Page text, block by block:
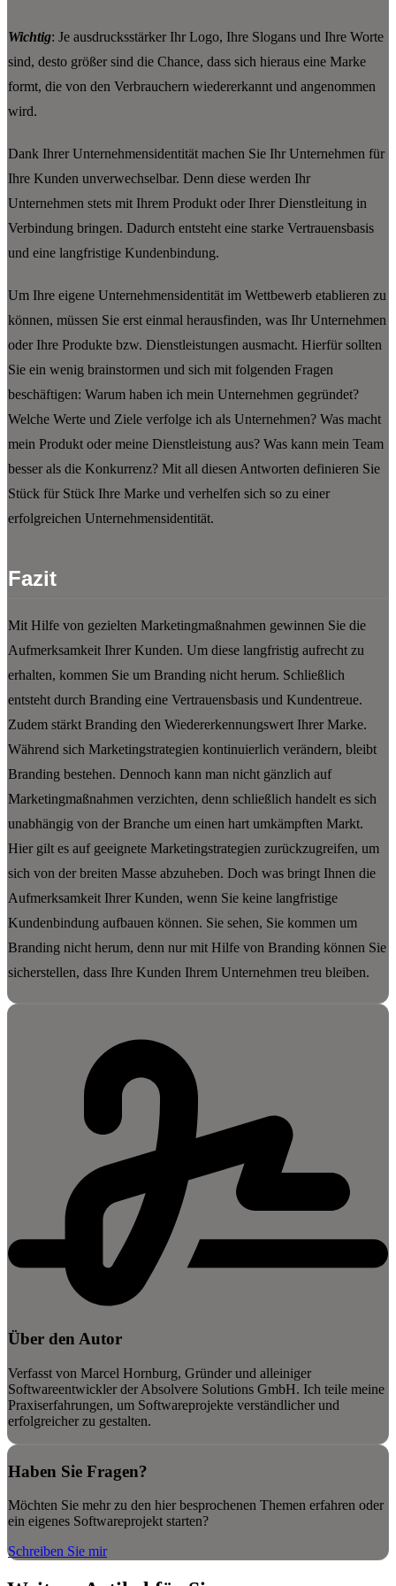
Wichtig: Je ausdrucksstärker Ihr Logo, Ihre Slogans und Ihre Worte
sind, desto größer sind die Chance, dass sich hieraus eine Marke
formt, die von den Verbrauchern wiedererkannt und angenommen
wird.
Dank Ihrer Unternehmensidentität machen Sie Ihr Unternehmen für
Ihre Kunden unverwechselbar. Denn diese werden Ihr
Unternehmen stets mit Ihrem Produkt oder Ihrer Dienstleitung in
Verbindung bringen. Dadurch entsteht eine starke Vertrauensbasis
und eine langfristige Kundenbindung.
Um Ihre eigene Unternehmensidentität im Wettbewerb etablieren zu
können, müssen Sie erst einmal herausfinden, was Ihr Unternehmen
oder Ihre Produkte bzw. Dienstleistungen ausmacht. Hierfür sollten
Sie ein wenig brainstormen und sich mit folgenden Fragen
beschäftigen: Warum haben ich mein Unternehmen gegründet?
Welche Werte und Ziele verfolge ich als Unternehmen? Was macht
mein Produkt oder meine Dienstleistung aus? Was kann mein Team
besser als die Konkurrenz? Mit all diesen Antworten definieren Sie
Stück für Stück Ihre Marke und verhelfen sich so zu einer
erfolgreichen Unternehmensidentität.
Fazit
Mit Hilfe von gezielten Marketingmaßnahmen gewinnen Sie die
Aufmerksamkeit Ihrer Kunden. Um diese langfristig aufrecht zu
erhalten, kommen Sie um Branding nicht herum. Schließlich
entsteht durch Branding eine Vertrauensbasis und Kundentreue.
Zudem stärkt Branding den Wiedererkennungswert Ihrer Marke.
Während sich Marketingstrategien kontinuierlich verändern, bleibt
Branding bestehen. Dennoch kann man nicht gänzlich auf
Marketingmaßnahmen verzichten, denn schließlich handelt es sich
unabhängig von der Branche um einen hart umkämpften Markt.
Hier gilt es auf geeignete Marketingstrategien zurückzugreifen, um
sich von der breiten Masse abzuheben. Doch was bringt Ihnen die
Aufmerksamkeit Ihrer Kunden, wenn Sie keine langfristige
Kundenbindung aufbauen können. Sie sehen, Sie kommen um
Branding nicht herum, denn nur mit Hilfe von Branding können Sie
sicherstellen, dass Ihre Kunden Ihrem Unternehmen treu bleiben.
Über den Autor
Verfasst von Marcel Hornburg, Gründer und alleiniger
Softwareentwickler der Absolvere Solutions GmbH. Ich teile meine
Praxiserfahrungen, um Softwareprojekte verständlicher und
erfolgreicher zu gestalten.
Haben Sie Fragen?
Möchten Sie mehr zu den hier besprochenen Themen erfahren oder
ein eigenes Softwareprojekt starten?
Schreiben Sie mir